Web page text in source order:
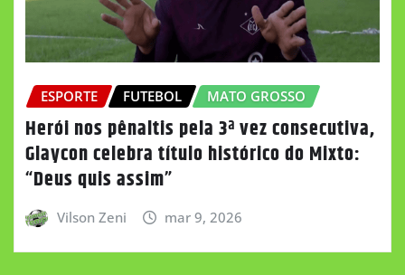
ESPORTE FUTEBOL MATO GROSSO
Herói nos pênaltis pela 3ª vez consecutiva,
Glaycon celebra título histórico do Mixto:
“Deus quis assim”
Vilson Zeni mar 9, 2026